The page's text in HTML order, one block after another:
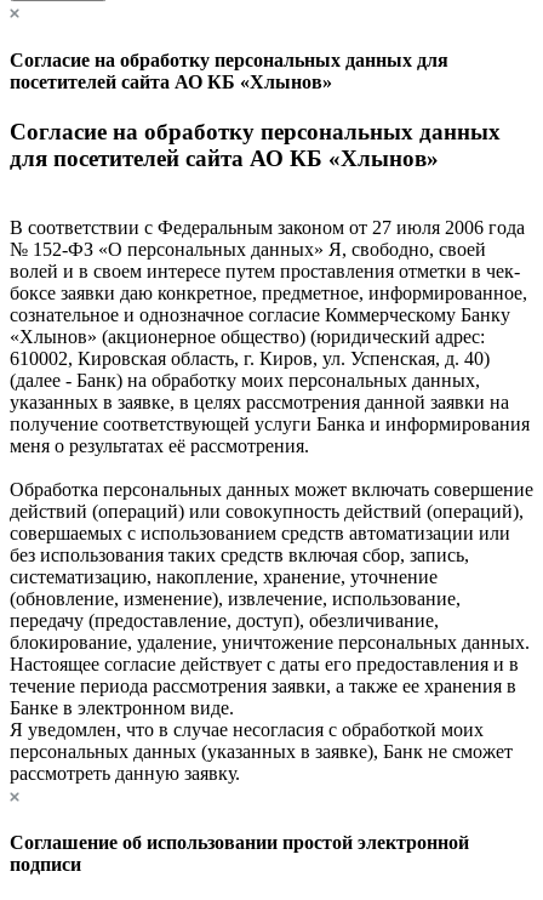
Согласие на обработку персональных данных для
посетителей сайта АО КБ «Хлынов»
Согласие на обработку персональных данных
для посетителей сайта АО КБ «Хлынов»
В соответствии с Федеральным законом от 27 июля 2006 года
№ 152-ФЗ «О персональных данных» Я, свободно, своей
волей и в своем интересе путем проставления отметки в чек-
боксе заявки даю конкретное, предметное, информированное,
сознательное и однозначное согласие Коммерческому Банку
«Хлынов» (акционерное общество) (юридический адрес:
610002, Кировская область, г. Киров, ул. Успенская, д. 40)
(далее - Банк) на обработку моих персональных данных,
указанных в заявке, в целях рассмотрения данной заявки на
получение соответствующей услуги Банка и информирования
меня о результатах её рассмотрения.
Обработка персональных данных может включать совершение
действий (операций) или совокупность действий (операций),
совершаемых с использованием средств автоматизации или
без использования таких средств включая сбор, запись,
систематизацию, накопление, хранение, уточнение
(обновление, изменение), извлечение, использование,
передачу (предоставление, доступ), обезличивание,
блокирование, удаление, уничтожение персональных данных.
Настоящее согласие действует с даты его предоставления и в
течение периода рассмотрения заявки, а также ее хранения в
Банке в электронном виде.
Я уведомлен, что в случае несогласия с обработкой моих
персональных данных (указанных в заявке), Банк не сможет
рассмотреть данную заявку.
Соглашение об использовании простой электронной
подписи